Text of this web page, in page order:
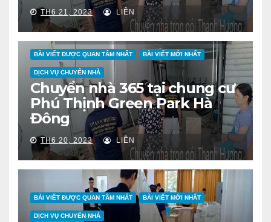
TH6 21, 2023 LIÊN
BÀI VIẾT ĐƯỢC QUAN TÂM NHẤT BÀI VIẾT MỚI NHẤT
DỊCH VỤ CHUYỂN NHÀ
Chuyển nhà 365 tại chung cư
Phú Thịnh Green Park Hà
Đông
TH6 20, 2023 LIÊN
BÀI VIẾT ĐƯỢC QUAN TÂM NHẤT BÀI VIẾT MỚI NHẤT
DỊCH VỤ CHUYỂN NHÀ